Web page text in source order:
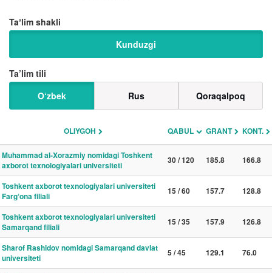
Taʼlim shakli
Kunduzgi
Ta’lim tili
O‘zbek
Rus Qoraqalpoq
OLIYGOH QABUL GRANT KONT.
Muhammad al-Xorazmiy nomidagi Toshkent
axborot texnologiyalari universiteti
30 / 120 185.8 166.8
Toshkent axborot texnologiyalari universiteti
Farg‘ona filiali
15 / 60 157.7 128.8
Toshkent axborot texnologiyalari universiteti
Samarqand filiali
15 / 35 157.9 126.8
Sharof Rashidov nomidagi Samarqand davlat
universiteti
5 / 45 129.1 76.0